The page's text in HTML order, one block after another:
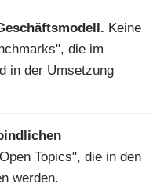
Keine
die im
in der Umsetzung
Topics", die in den
werden.